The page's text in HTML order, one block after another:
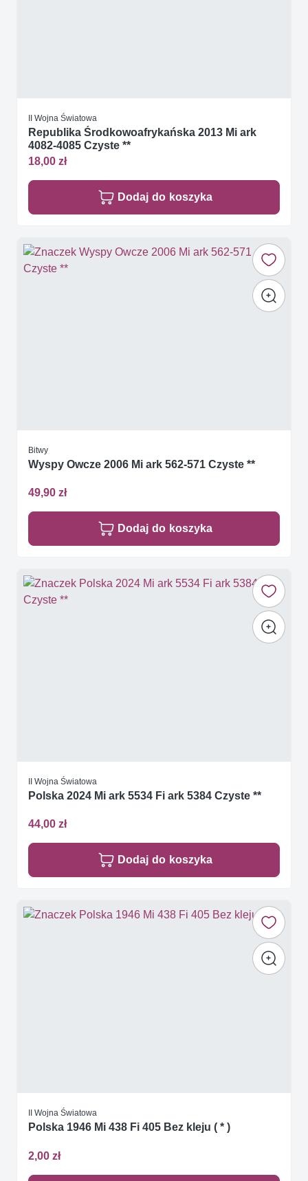
II Wojna Światowa
Republika Środkowoafrykańska 2013 Mi ark
4082-4085 Czyste **
18,00 zł
Dodaj do koszyka
Bitwy
Wyspy Owcze 2006 Mi ark 562-571 Czyste **
49,90 zł
Dodaj do koszyka
II Wojna Światowa
Polska 2024 Mi ark 5534 Fi ark 5384 Czyste **
44,00 zł
Dodaj do koszyka
II Wojna Światowa
Polska 1946 Mi 438 Fi 405 Bez kleju ( * )
2,00 zł